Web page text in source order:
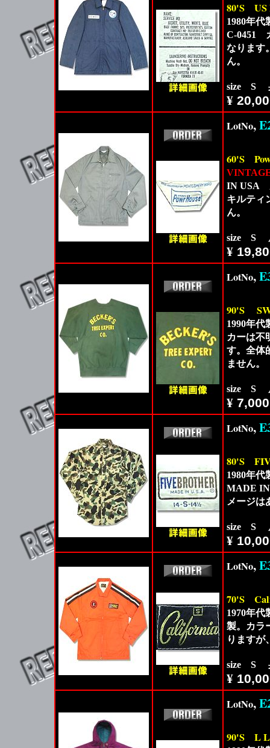
80'S
1980年
C-0451
なります
ん。
size S
¥
LotNo,
60'S
IN USA
キルティ
ん。
size S 肩
¥
LotNo,
90'S
1990年
カーは不
す。全体
ません。
size S 肩
¥ 7,000
LotNo,
80'S
1980年
MADE
メージは
size S 肩
¥
LotNo,
70'S
1970年
製。カラ
りますが
size S
¥
LotNo,
90'S L